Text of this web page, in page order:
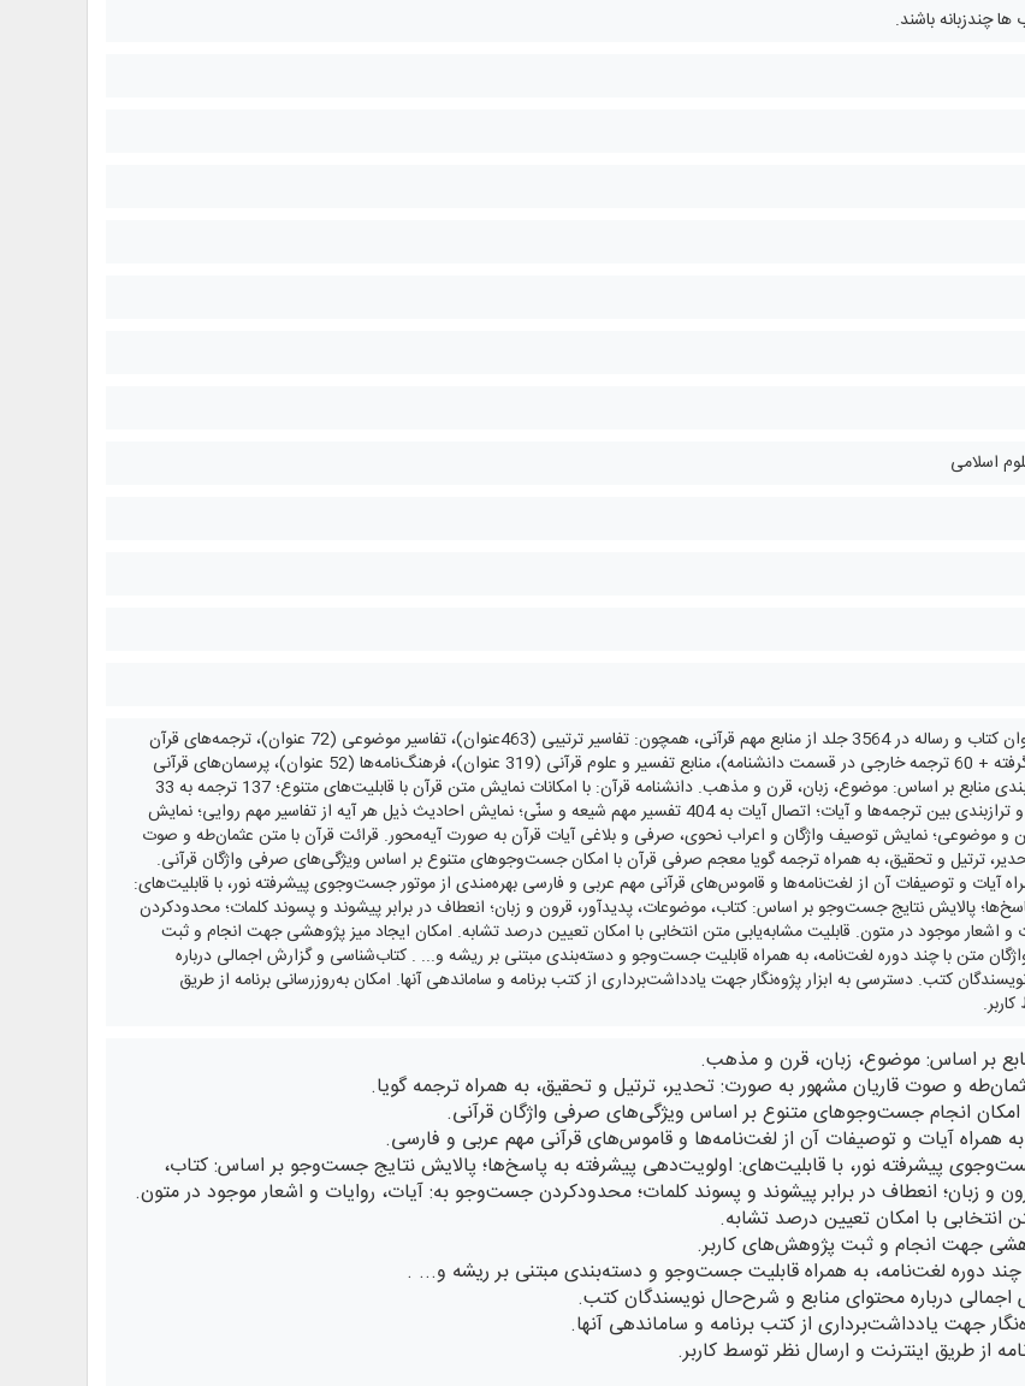
چندزبانه باشند.
اسلامی
کتابخانه: ارائه متن 903عنوان کتاب و رساله در 3564 جلد از منابع مهم قرآنی، همچون: تفاسیر ترتیبی (463عنوان)، تفاسیر موضوعی (72 عنوان)، ترجمه‌های قرآن
(57 عنوان + 23 ترجمه برگرفته + 60 ترجمه خارجی در قسمت دانشنامه)، منابع تفسیر و علوم قرآنی (319 عنوان)، فرهنگ‌نامه‌ها (52 عنوان)، پرسمان‌های قرآنی
(32 عنوان). قابلیت دسته‌بندی منابع بر اساس: موضوع، زبان، قرن و مذهب. دانشنامه قرآن: با امکانات نمایش متن قرآن با قابلیت‌های متنوع؛ 137 ترجمه به 33
زبان دنیا به همراه مقایسه و ترازبندی بین ترجمه‌ها و آیات؛ اتصال آیات به 404 تفسیر مهم شیعه و سنّی؛ نمایش احادیث ذیل هر آیه از تفاسیر مهم روایی؛ نمایش
و موضوعی؛ نمایش توصیف واژگان و اعراب نحوی، صرفی و بلاغی آیات قرآن به صورت آیه‌محور. قرائت قرآن با متن عثمان‌طه و صوت
ترتیل و تحقیق، به همراه ترجمه گویا معجم صرفی قرآن با امکان جست‌وجوهای متنوع بر اساس ویژگی‌های صرفی واژگان قرآنی.
آیات و توصیفات آن از لغت‌نامه‌ها و قاموس‌های قرآنی مهم عربی و فارسی بهره‌مندی از موتور جست‌وجوی پیشرفته نور، با قابلیت‌های:
پالایش نتایج جست‌وجو بر اساس: کتاب، موضوعات، پدیدآور، قرون و زبان؛ انعطاف در برابر پیشوند و پسوند کلمات؛ محدودکردن
جست‌وجو به: آیات، روایات و اشعار موجود در متون. قابلیت مشابه‌‎یابی متن انتخابی با امکان تعیین درصد تشابه. امکان ایجاد میز پژوهشی جهت انجام و ثبت
متن با چند دوره لغت‌نامه، به همراه قابلیت جست‌وجو و دسته‌بندی مبتنی بر ریشه و... . کتاب‌شناسی و گزارش اجمالی درباره
کتب. دسترسی به ابزار پژوه‌نگار جهت یادداشت‌برداری از کتب برنامه و ساماندهی آنها. امکان به‌روزرسانی برنامه از طریق
بر اساس: موضوع، زبان، قرن و مذهب.
و صوت قاریان مشهور به صورت: تحدیر، ترتیل و تحقیق، به همراه ترجمه گویا.
انجام جست‌وجوهای متنوع بر اساس ویژگی‌های صرفی واژگان قرآنی.
همراه آیات و توصیفات آن از لغت‌نامه‌ها و قاموس‌های قرآنی مهم عربی و فارسی.
پیشرفته نور، با قابلیت‌های: اولویت‌دهی پیشرفته به پاسخ‌ها؛ پالایش نتایج جست‌وجو بر اساس: کتاب،
و زبان؛ انعطاف در برابر پیشوند و پسوند کلمات؛ محدودکردن جست‌وجو به: آیات، روایات و اشعار موجود در متون.
جهت انجام و ثبت پژوهش‌های کاربر.
چند دوره لغت‌نامه، به همراه قابلیت جست‌وجو و دسته‌بندی مبتنی بر ریشه و... .
درباره محتوای منابع و شرح‌حال نویسندگان کتب.
جهت یادداشت‌برداری از کتب برنامه و ساماندهی آنها.
از طریق اینترنت و ارسال نظر توسط کاربر.